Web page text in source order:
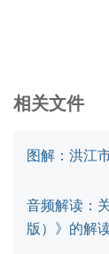
相关文件
图解：洪江
音频解读：
版）》的解